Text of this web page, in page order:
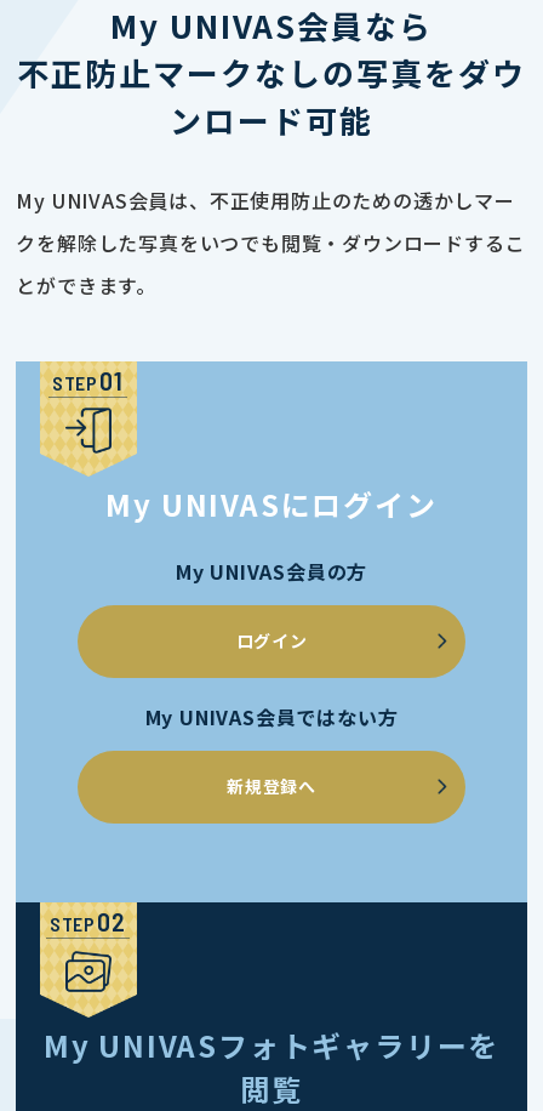
My UNIVAS会員なら
不正防止マークなしの写真をダウ
ンロード可能
My UNIVAS会員は、不正使用防止のための透かしマー
クを解除した写真をいつでも閲覧・ダウンロードするこ
とができます。
STEP
My UNIVASにログイン
My UNIVAS会員の方
ログイン
My UNIVAS会員ではない方
新規登録へ
STEP
My UNIVASフォトギャラリーを
閲覧